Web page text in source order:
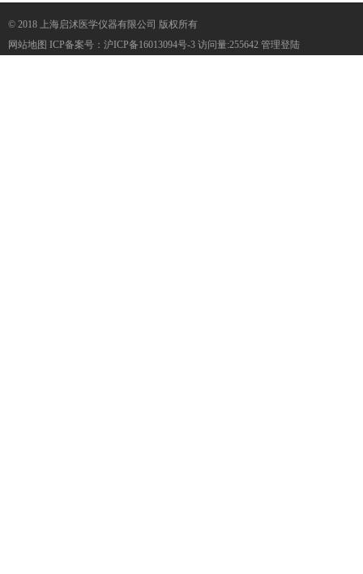
© 2018 上海启沭医学仪器有限公司 版权所有
网站地图 ICP备案号： 沪ICP备16013094号-3 访问量:255642 管理登陆